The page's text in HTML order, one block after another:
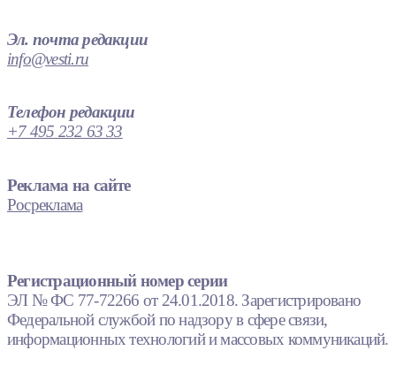
Эл. почта редакции
info@vesti.ru
Телефон редакции
+7 495 232 63 33
Реклама на сайте
Росреклама
Регистрационный номер серии
ЭЛ № ФС 77-72266 от 24.01.2018. Зарегистрировано
Федеральной службой по надзору в сфере связи,
информационных технологий и массовых коммуникаций.